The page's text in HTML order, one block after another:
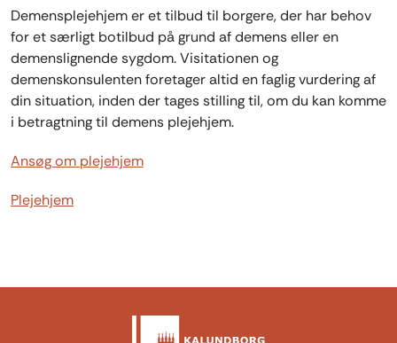
Demensplejehjem er et tilbud til borgere, der har behov
for et særligt botilbud på grund af demens eller en
demenslignende sygdom. Visitationen og
demenskonsulenten foretager altid en faglig vurdering af
din situation, inden der tages stilling til, om du kan komme
i betragtning til demens plejehjem.
Ansøg om plejehjem
Plejehjem